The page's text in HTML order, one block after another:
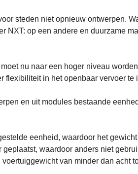
steden niet opnieuw ontwerpen.
NXT: op een andere en duurzame
nu naar een hoger niveau
flexibiliteit in het openbaar vervoer te
en uit modules bestaande
eenheid, waardoor het
waardoor anders niet
van minder dan acht